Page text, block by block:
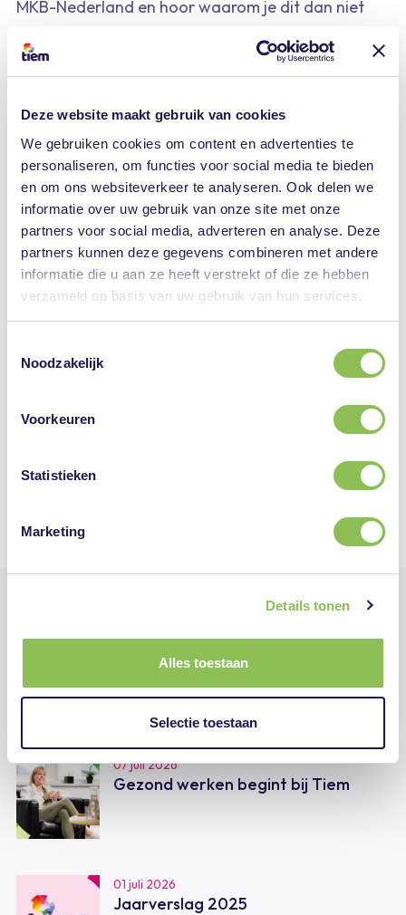
Deze website maakt gebruik van cookies
We gebruiken cookies om content en advertenties te
personaliseren, om functies voor social media te bieden
en om ons websiteverkeer te analyseren. Ook delen we
informatie over uw gebruik van onze site met onze
partners voor social media, adverteren en analyse. Deze
partners kunnen deze gegevens combineren met andere
informatie die u aan ze heeft verstrekt of die ze hebben
verzameld op basis van uw gebruik van hun services.
Noodzakelijk
Voorkeuren
Statistieken
Marketing
Details tonen
Alles toestaan
Selectie toestaan
MKB-Nederland en hoor waarom je dit dan niet
Praktische informatie
Wat?Interactieve voorstelling over
laaggeletterdheid (toegang is gratis)
Wanneer?
Dinsdag 20 mei, inloop 18:30 uur | Start
19:00 uur | Netwerkborrel 21:00 uur
Waar?Schouwburg Odeon, Zwolle –
Hanzestrohmzaal
Voor wie? Werkgevers en HR-professionals in
We hopen je te zien op 20 mei! Heb je je nog niet
aangemeld? Doe dat dan via
of de knop
Deel deze pagina
07 juli 2026
Gezond werken begint bij Tiem
01 juli 2026
Jaarverslag 2025